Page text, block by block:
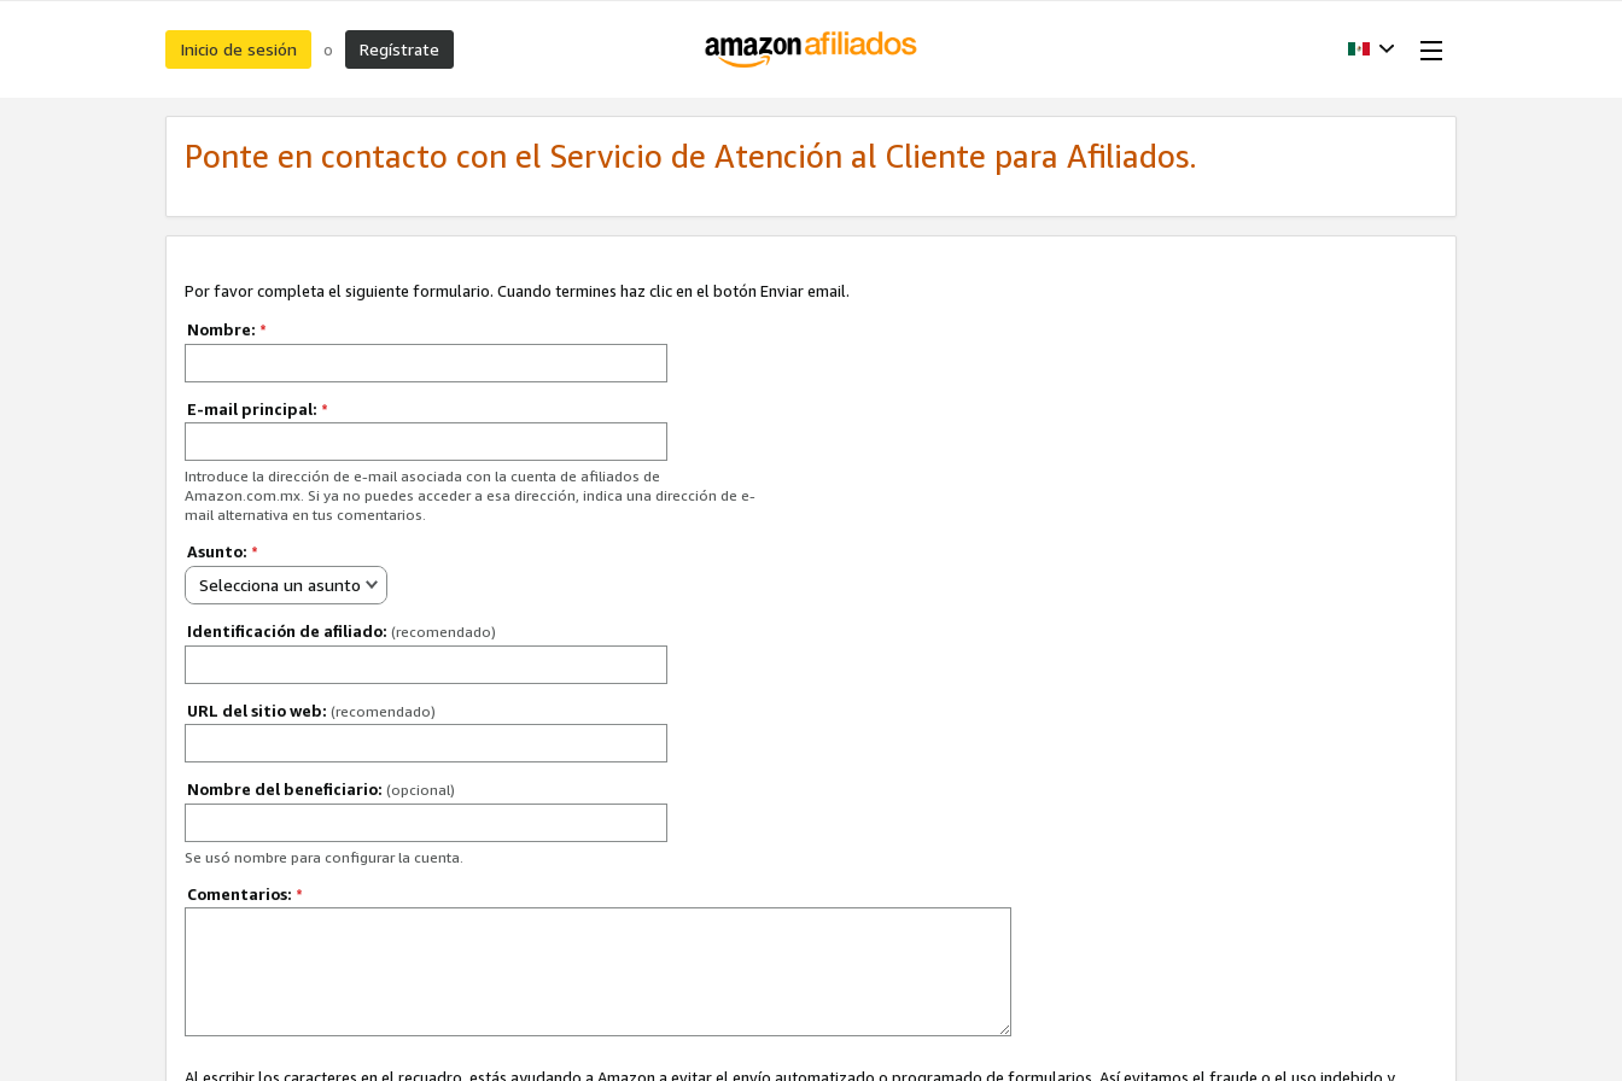
Inicio de sesión o Regístrate
Ponte en contacto con el Servicio de Atención al Cliente para Afiliados.
Por favor completa el siguiente formulario. Cuando termines haz clic en el botón Enviar email.
Nombre: *
E-mail principal: *
Introduce la dirección de e-mail asociada con la cuenta de afiliados de
Amazon.com.mx. Si ya no puedes acceder a esa dirección, indica una dirección de e-
mail alternativa en tus comentarios.
Asunto: *
Selecciona un asunto
Identificación de afiliado: (recomendado)
URL del sitio web: (recomendado)
Nombre del beneficiario: (opcional)
Se usó nombre para configurar la cuenta.
Comentarios: *